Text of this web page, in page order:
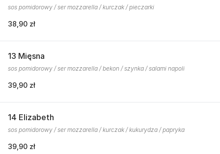
sos pomidorowy / ser mozzarella / kurczak / pieczarki
38,90 zł
13 Mięsna
sos pomidorowy / ser mozzarella / bekon / szynka / salami napoli
39,90 zł
14 Elizabeth
sos pomidorowy / ser mozzarella / kurczak / kukurydza / papryka
39,90 zł